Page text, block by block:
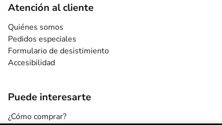
Atención al cliente
Quiénes somos
Pedidos especiales
Formulario de desistimiento
Accesibilidad
Puede interesarte
¿Cómo comprar?